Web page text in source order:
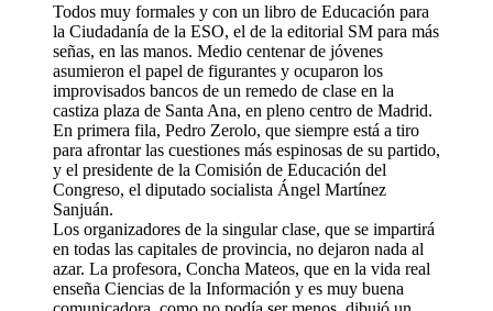
Todos muy formales y con un libro de Educación para
la Ciudadanía de la ESO, el de la editorial SM para más
señas, en las manos. Medio centenar de jóvenes
asumieron el papel de figurantes y ocuparon los
improvisados bancos de un remedo de clase en la
castiza plaza de Santa Ana, en pleno centro de Madrid.
En primera fila, Pedro Zerolo, que siempre está a tiro
para afrontar las cuestiones más espinosas de su partido,
y el presidente de la Comisión de Educación del
Congreso, el diputado socialista Ángel Martínez
Sanjuán.
Los organizadores de la singular clase, que se impartirá
en todas las capitales de provincia, no dejaron nada al
azar. La profesora, Concha Mateos, que en la vida real
enseña Ciencias de la Información y es muy buena